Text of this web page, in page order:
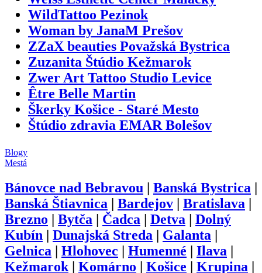
WildTattoo Pezinok
Woman by JanaM Prešov
ZZaX beauties Považská Bystrica
Zuzanita Štúdio Kežmarok
Zwer Art Tattoo Studio Levice
Être Belle Martin
Škerky Košice - Staré Mesto
Štúdio zdravia EMAR Bolešov
Blogy
Mestá
Bánovce nad Bebravou | Banská Bystrica |
Banská Štiavnica | Bardejov | Bratislava |
Brezno | Bytča | Čadca | Detva | Dolný
Kubín | Dunajská Streda | Galanta |
Gelnica | Hlohovec | Humenné | Ilava |
Kežmarok | Komárno | Košice | Krupina |